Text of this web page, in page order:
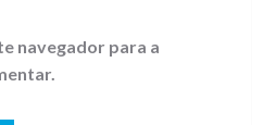
navegador para a